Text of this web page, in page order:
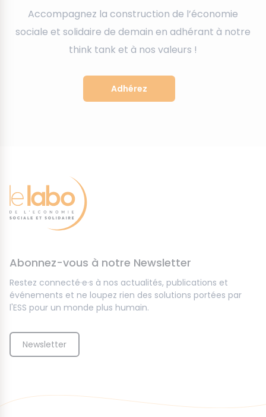
Accompagnez la construction de l’économie
sociale et solidaire de demain en adhérant à notre
think tank et à nos valeurs !
Adhérez
Abonnez-vous à notre Newsletter
Restez connecté·e·s à nos actualités, publications et
événements et ne loupez rien des solutions portées par
l'ESS pour un monde plus humain.
Newsletter